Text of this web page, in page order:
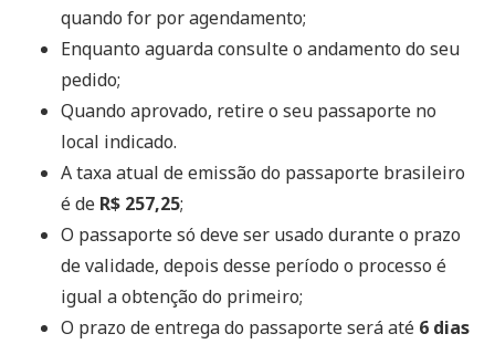
quando for por agendamento;
Enquanto aguarda consulte o andamento do seu
pedido;
Quando aprovado, retire o seu passaporte no
local indicado.
A taxa atual de emissão do passaporte brasileiro
é de R$ 257,25;
O passaporte só deve ser usado durante o prazo
de validade, depois desse período o processo é
igual a obtenção do primeiro;
O prazo de entrega do passaporte será até 6 dias